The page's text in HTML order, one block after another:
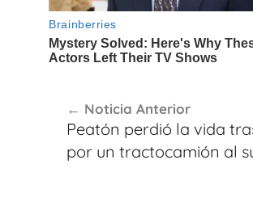
de
entradas
Noticia Anterior
Peatón perdió la vida
por un tractocamión al